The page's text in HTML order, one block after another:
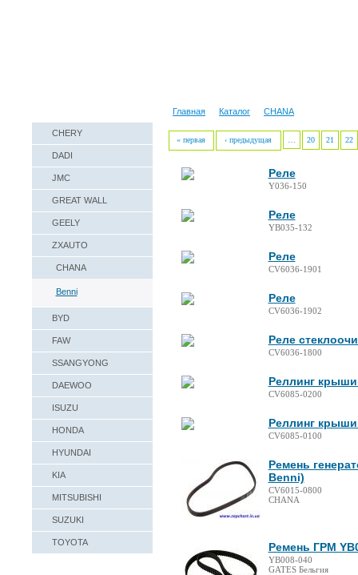
Главная Каталог CHANA
CHERY
DADI
JMC
GREAT WALL
GEELY
ZXAUTO
CHANA
Benni
BYD
FAW
SSANGYONG
DAEWOO
ISUZU
HONDA
HYUNDAI
KIA
MITSUBISHI
SUZUKI
TOYOTA
« первая ‹ предыдущая 20 21 22
Реле
Y036-150
Реле
YB035-132
Реле
CV6036-1901
Реле
CV6036-1902
Реле
CV6036-1800
Реллинг
CV6085-0200
Реллинг
CV6085-0100
Ремень
Benni)
CV6015-0800
CHANA
Ремень ГРМ
YB008-040
GATES Бельгия